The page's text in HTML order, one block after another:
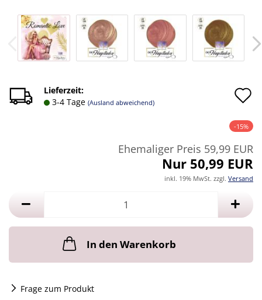
Lieferzeit:
3-4 Tage (Ausland abweichend)
-15%
Ehemaliger Preis 59,99 EUR
Nur 50,99 EUR
inkl. 19% MwSt. zzgl. Versand
In den Warenkorb
Frage zum Produkt